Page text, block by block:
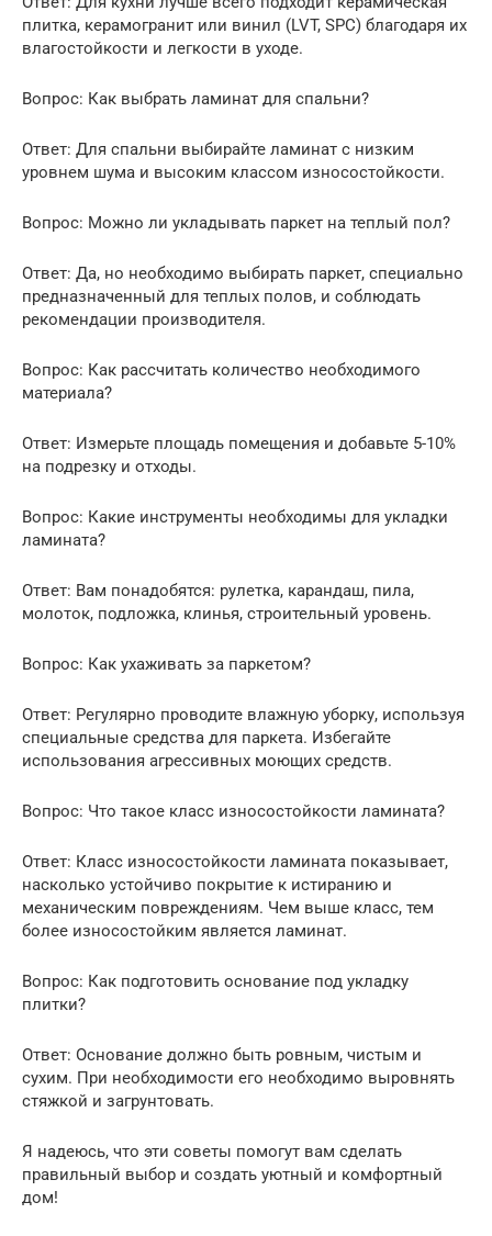
плитка, керамогранит или винил (LVT, SPC) благодаря их
влагостойкости и легкости в уходе.
Вопрос: Как выбрать ламинат для спальни?
Ответ: Для спальни выбирайте ламинат с низким
уровнем шума и высоким классом износостойкости.
Вопрос: Можно ли укладывать паркет на теплый пол?
Ответ: Да, но необходимо выбирать паркет, специально
предназначенный для теплых полов, и соблюдать
рекомендации производителя.
Вопрос: Как рассчитать количество необходимого
материала?
Ответ: Измерьте площадь помещения и добавьте 5-10%
на подрезку и отходы.
Вопрос: Какие инструменты необходимы для укладки
ламината?
Ответ: Вам понадобятся: рулетка, карандаш, пила,
молоток, подложка, клинья, строительный уровень.
Вопрос: Как ухаживать за паркетом?
Ответ: Регулярно проводите влажную уборку, используя
специальные средства для паркета. Избегайте
использования агрессивных моющих средств.
Вопрос: Что такое класс износостойкости ламината?
Ответ: Класс износостойкости ламината показывает,
насколько устойчиво покрытие к истиранию и
механическим повреждениям. Чем выше класс, тем
более износостойким является ламинат.
Вопрос: Как подготовить основание под укладку
плитки?
Ответ: Основание должно быть ровным, чистым и
сухим. При необходимости его необходимо выровнять
стяжкой и загрунтовать.
Я надеюсь, что эти советы помогут вам сделать
правильный выбор и создать уютный и комфортный
дом!